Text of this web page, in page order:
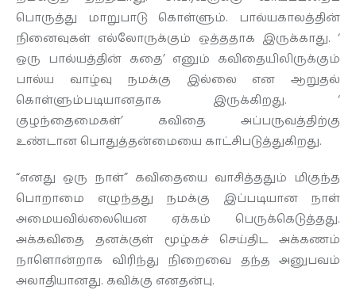
பொருத்து மாறுபாடு கொள்ளும். பால்யகாலத்தின்
நினைவுகள் எல்லோருக்கும் ஒத்ததாக இருக்காது. ‘
ஒரு பால்யத்தின் கதை’ எனும் கவிதையிலிருக்கும்
பால்ய வாழ்வு நமக்கு இல்லை என ஆறுதல்
கொள்ளும்படியானதாக இருக்கிறது. ‘
குழந்தைமைகள்’ கவிதை அப்பருவத்திற்கு
உண்டான பொதுத்தன்மையை காட்சிபடுத்துகிறது.
“எனது ஒரு நாள்” கவிதையை வாசித்ததும் மிகுந்த
பொறாமை எழுந்தது நமக்கு இப்படியான நாள்
அமையவில்லையென ஏக்கம் பெருக்கெடுத்தது.
அக்கவிதை தனக்குள் மூழ்கச் செய்திட அக்கணம்
நாளொன்றாக விரிந்து நிறைவை தந்த அனுபவம்
அலாதியானது. கவிக்கு எனதன்பு.